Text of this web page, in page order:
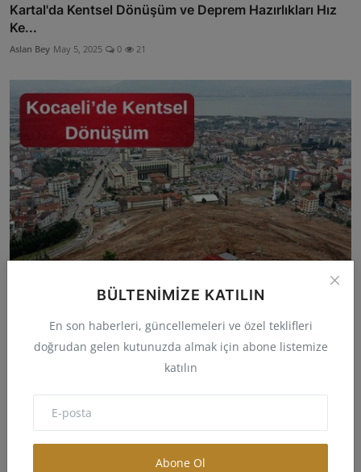
BÜLTENIMIZE KATILIN
En son haberleri, güncellemeleri ve özel teklifleri
doğrudan gelen kutunuzda almak için abone listemize
katılın
Abone Ol
Kartal'da Kentsel Dönüşüm ve Deprem Hazırlıkları Hız
Ke...
Aslan Bey May 5, 2025 0 21
Hizme...
Aslan Bey May 13, 2025 0 131